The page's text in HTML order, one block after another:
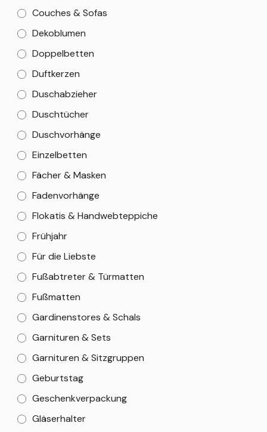
Couches & Sofas
Dekoblumen
Doppelbetten
Duftkerzen
Duschabzieher
Duschtücher
Duschvorhänge
Einzelbetten
Fächer & Masken
Fadenvorhänge
Flokatis & Handwebteppiche
Frühjahr
Für die Liebste
Fußabtreter & Türmatten
Fußmatten
Gardinenstores & Schals
Garnituren & Sets
Garnituren & Sitzgruppen
Geburtstag
Geschenkverpackung
Gläserhalter